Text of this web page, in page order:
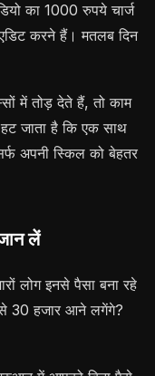
का 1000 रुपये चार्ज
करने हैं। मतलब दिन
में तोड़ देते हैं, तो काम
जाता है कि एक साथ
अपनी स्किल को बेहतर
लें
लोग इनसे पैसा बना रहे
30 हजार आने लगेंगे?